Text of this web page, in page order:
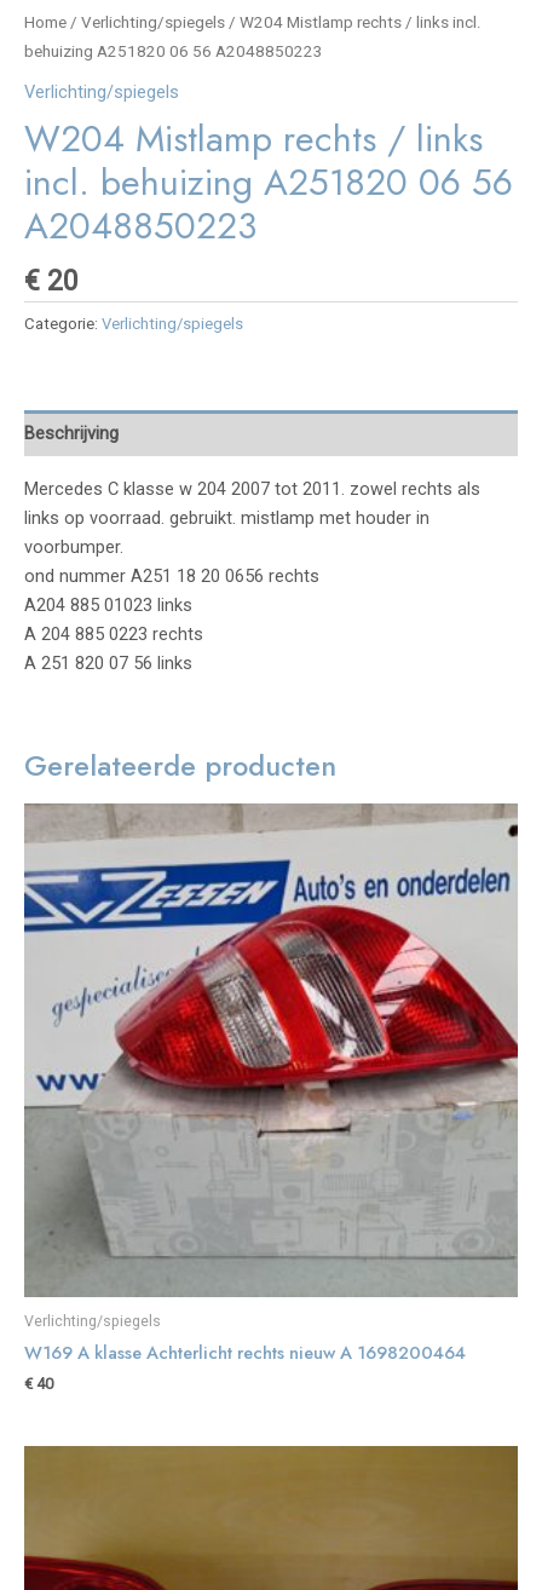
Home / Verlichting/spiegels / W204 Mistlamp rechts / links incl.
behuizing A251820 06 56 A2048850223
Verlichting/spiegels
W204 Mistlamp rechts / links
incl. behuizing A251820 06 56
A2048850223
€ 20
Categorie: Verlichting/spiegels
Beschrijving
Mercedes C klasse w 204 2007 tot 2011. zowel rechts als
links op voorraad. gebruikt. mistlamp met houder in
voorbumper.
ond nummer A251 18 20 0656 rechts
A204 885 01023 links
A 204 885 0223 rechts
A 251 820 07 56 links
Gerelateerde producten
Verlichting/spiegels
W169 A klasse Achterlicht rechts nieuw A 1698200464
€40